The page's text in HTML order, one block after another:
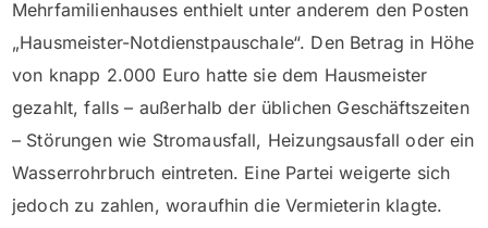
Mehrfamilienhauses enthielt unter anderem den Posten
„Hausmeister-Notdienstpauschale“. Den Betrag in Höhe
von knapp 2.000 Euro hatte sie dem Hausmeister
gezahlt, falls – außerhalb der üblichen Geschäftszeiten
– Störungen wie Stromausfall, Heizungsausfall oder ein
Wasserrohrbruch eintreten. Eine Partei weigerte sich
jedoch zu zahlen, woraufhin die Vermieterin klagte.